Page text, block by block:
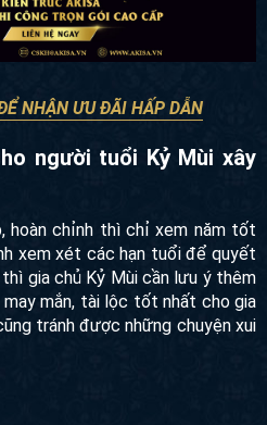
NHẬN ƯU ĐÃI HẤP DẪN
hoàn chỉnh thì chỉ xem năm tốt
xem xét các hạn tuổi để quyết
thì gia chủ Kỷ Mùi cần lưu ý
may mắn, tài lộc tốt nhất cho